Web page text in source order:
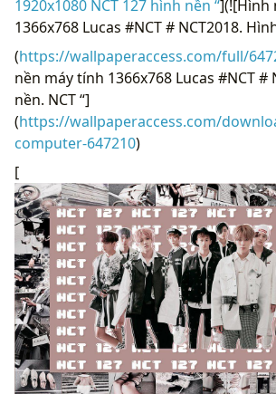
1920x1080 NCT 127 hình nền “](![Hình
1366x768 Lucas #NCT # NCT2018.
(https://wallpaperaccess.com/full/
nền máy tính 1366x768 Lucas #NCT #
nền. NCT “]
(https://wallpaperaccess.com/
computer-647210)
[